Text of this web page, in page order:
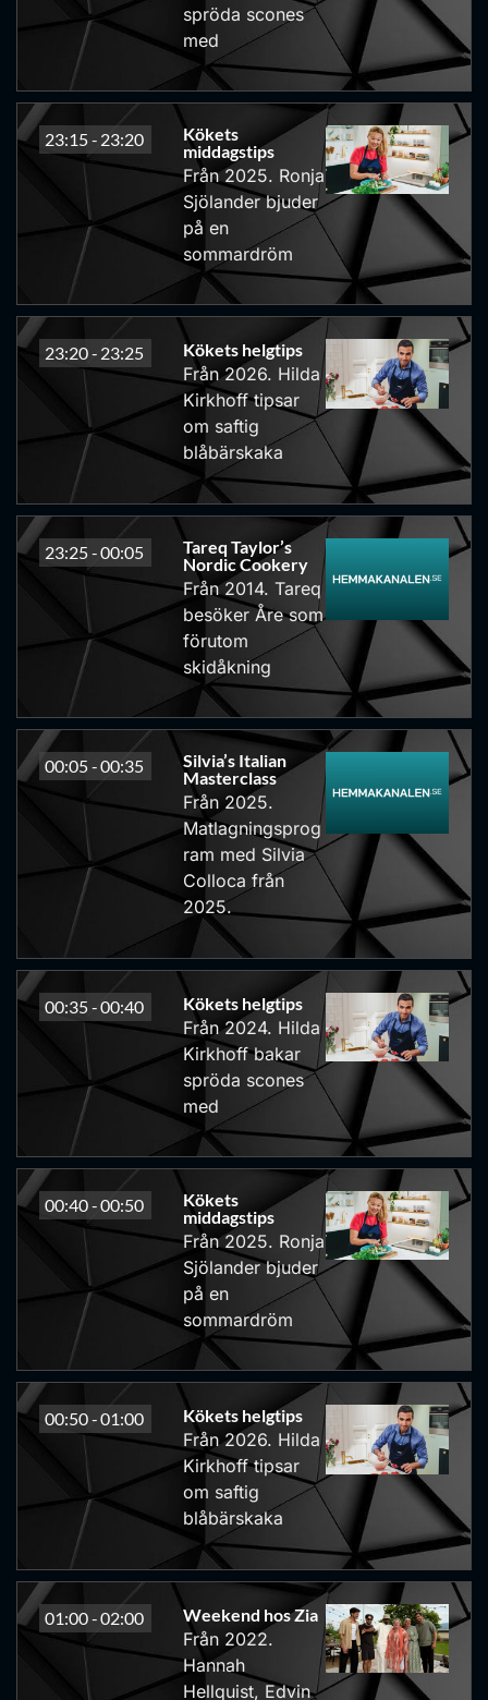
spröda scones
med
23:15 - 23:20
Kökets
middagstips
Från 2025. Ronja
Sjölander bjuder
på en
sommardröm
23:20 - 23:25 Kökets helgtips
Från 2026. Hilda
Kirkhoff tipsar
om saftig
blåbärskaka
23:25 -00:05
Tareq Taylor’s
Nordic Cookery
Från 2014. Tareq
besöker Åre som
förutom
skidåkning
00:05 -00:35
Silvia’s Italian
Masterclass
Från 2025.
Matlagningsprog
ram med Silvia
Colloca från
2025.
00:35 -00:40 Kökets helgtips
Från 2024. Hilda
Kirkhoff bakar
spröda scones
med
00:40 -00:50
Kökets
middagstips
Från 2025. Ronja
Sjölander bjuder
på en
sommardröm
00:50 -01:00 Kökets helgtips
Från 2026. Hilda
Kirkhoff tipsar
om saftig
blåbärskaka
01:00 -02:00 Weekend hos Zia
Från 2022.
Hannah
Hellquist, Edvin